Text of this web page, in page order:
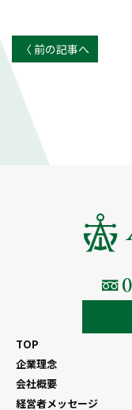
〈 前の記事へ
TOP
企業理念
会社概要
経営者メッセージ